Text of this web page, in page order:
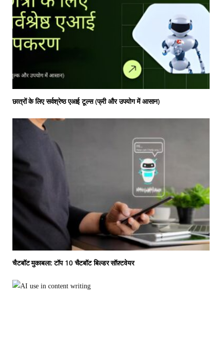
छात्रों के लिए सर्वश्रेष्ठ एआई टूल्स (फ्री और उपयोग में आसान)
चैटबॉट मुकाबला: टॉप 10 चैटबॉट बिल्डर सॉफ़्टवेयर